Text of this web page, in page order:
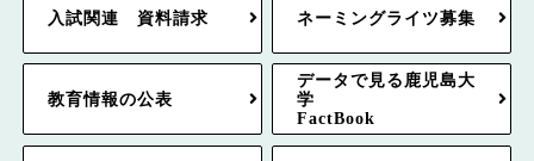
入試関連 資料請求 ネーミングライツ募集
教育情報の公表
データで見る鹿児島大
学
FactBook